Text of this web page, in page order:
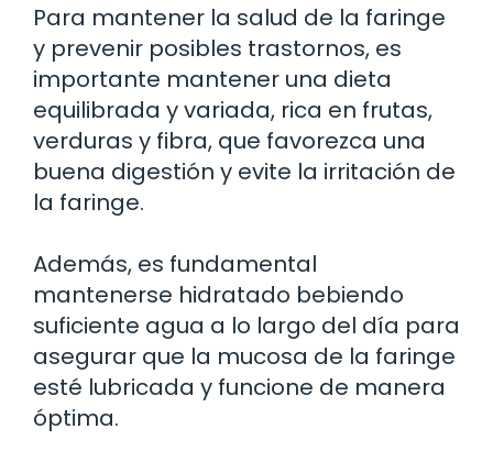
Para mantener la salud de la faringe
y prevenir posibles trastornos, es
importante mantener una dieta
equilibrada y variada, rica en frutas,
verduras y fibra, que favorezca una
buena digestión y evite la irritación de
la faringe.
Además, es fundamental
mantenerse hidratado bebiendo
suficiente agua a lo largo del día para
asegurar que la mucosa de la faringe
esté lubricada y funcione de manera
óptima.